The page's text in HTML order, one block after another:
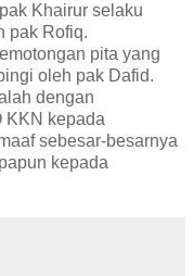
Khairur selaku
pak Rofiq.
pita yang
oleh pak Dafid.
dengan
KKN kepada
sebesar-besarnya
kepada